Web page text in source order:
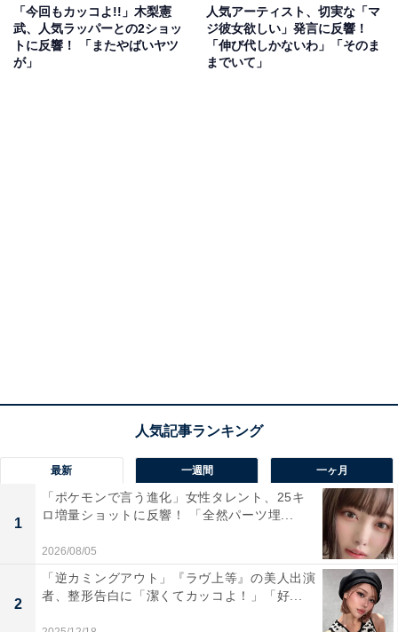
「今回もカッコよ!!」木梨憲
武、人気ラッパーとの2ショッ
トに反響！ 「またやばいヤツ
が」
人気アーティスト、切実な「マ
ジ彼女欲しい」発言に反響！
「伸び代しかないわ」「そのま
までいて」
最新 一週間 一ヶ月
1
「ポケモンで言う進化」女性タレント、25キ
ロ増量ショットに反響！ 「全然パーツ埋...
2026/08/05
2
「逆カミングアウト」『ラヴ上等』の美人出演
者、整形告白に「潔くてカッコよ！」「好...